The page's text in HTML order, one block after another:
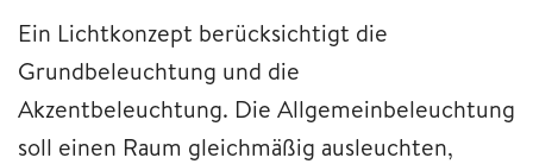
Ein Lichtkonzept berücksichtigt die
Grundbeleuchtung und die
Akzentbeleuchtung. Die Allgemeinbeleuchtung
soll einen Raum gleichmäßig ausleuchten,